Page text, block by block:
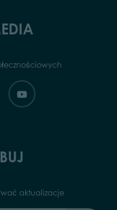
aktualizacje